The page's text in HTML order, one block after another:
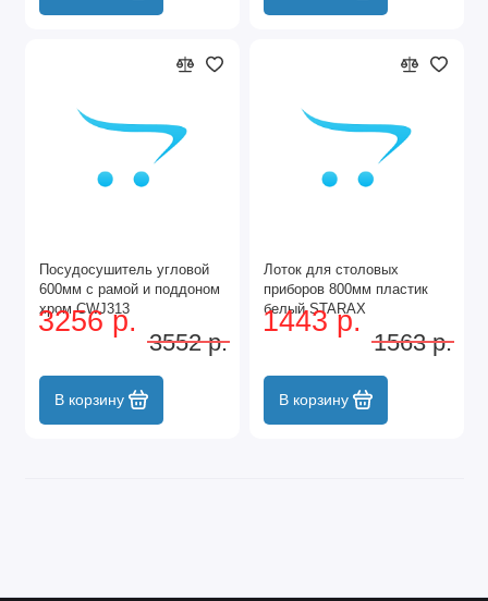
Посудосушитель угловой
600мм с рамой и поддоном
хром CWJ313
3256 р.
3552 р.
В корзину
Лоток для столовых
приборов 800мм пластик
белый STARAX
1443 р.
1563 р.
В корзину